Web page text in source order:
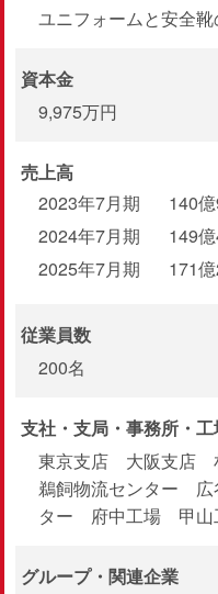
ユニフォームと安全
資本金
9,975万円
売上高
2023年7月期
140
2024年7月期
149
2025年7月期
171
従業員数
200名
支社・支局・ 事務所・工
東京支店 大阪支店
鵜飼物流センター
ター 府中工場 甲山
グループ・関連企業